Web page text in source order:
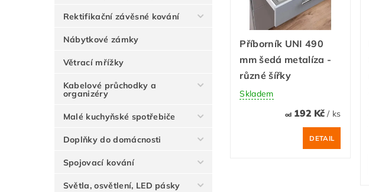
Rektifikační závěsné kování
Nábytkové zámky
Větrací mřížky
Kabelové průchodky a
organizéry
Malé kuchyňské spotřebiče
Doplňky do domácnosti
Spojovací kování
Světla, osvětlení, LED pásky
Příborník UNI 490
mm šedá metalíza -
různé šířky
Skladem
od192 Kč/ ks
DETAIL